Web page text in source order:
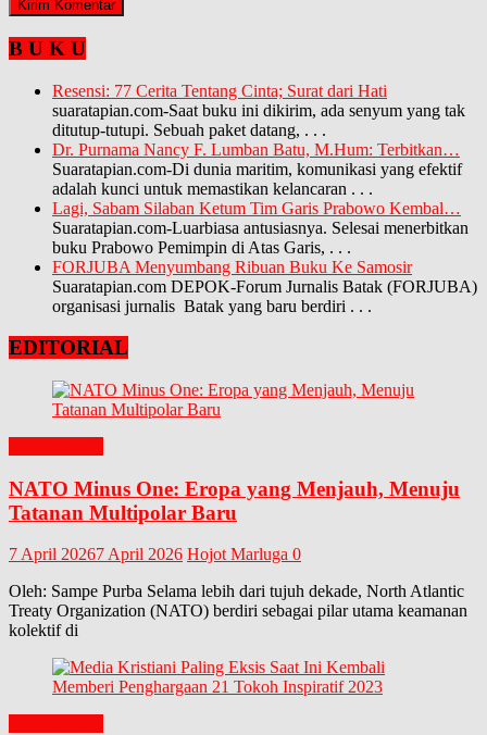
B U K U
Resensi: 77 Cerita Tentang Cinta; Surat dari Hati
suaratapian.com-Saat buku ini dikirim, ada senyum yang tak
ditutup-tutupi. Sebuah paket datang, . . .
Dr. Purnama Nancy F. Lumban Batu, M.Hum: Terbitkan…
Suaratapian.com-Di dunia maritim, komunikasi yang efektif
adalah kunci untuk memastikan kelancaran . . .
Lagi, Sabam Silaban Ketum Tim Garis Prabowo Kembal…
Suaratapian.com-Luarbiasa antusiasnya. Selesai menerbitkan
buku Prabowo Pemimpin di Atas Garis, . . .
FORJUBA Menyumbang Ribuan Buku Ke Samosir
Suaratapian.com DEPOK-Forum Jurnalis Batak (FORJUBA)
organisasi jurnalis Batak yang baru berdiri . . .
EDITORIAL
NATO Minus One: Eropa yang Menjauh, Menuju
Tatanan Multipolar Baru
7 April 20267 April 2026 Hojot Marluga 0
Oleh: Sampe Purba Selama lebih dari tujuh dekade, North Atlantic
Treaty Organization (NATO) berdiri sebagai pilar utama keamanan
kolektif di